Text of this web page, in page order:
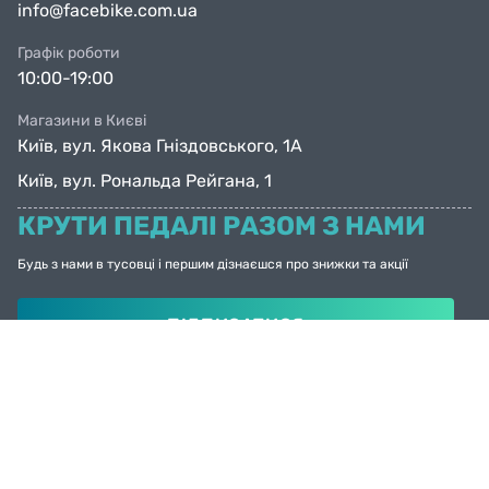
info@facebike.com.ua
Графік роботи
10:00-19:00
Магазини в Києві
Київ, вул. Якова Гніздовського, 1А
Київ, вул. Рональда Рейгана, 1
КРУТИ ПЕДАЛІ РАЗОМ З НАМИ
Будь з нами в тусовці і першим дізнаєшся про знижки та акції
ПІДПИСАТИСЯ